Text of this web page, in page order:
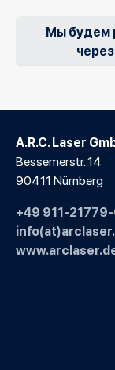
Мы будем
A.R.C. Laser
Bessemerstr. 14
90411 Nürnberg
+49 911-